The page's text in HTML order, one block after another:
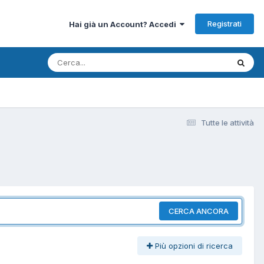
Hai già un Account? Accedi Registrati
Tutte le attività
CERCA ANCORA
Più opzioni di ricerca